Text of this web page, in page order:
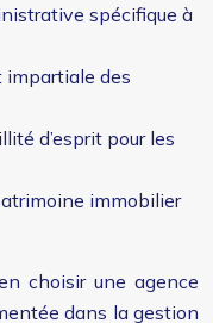
spécifique à
des
d’esprit pour les
immobilier
choisir une agence
dans la gestion